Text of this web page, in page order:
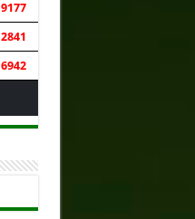
9177
2841
6942